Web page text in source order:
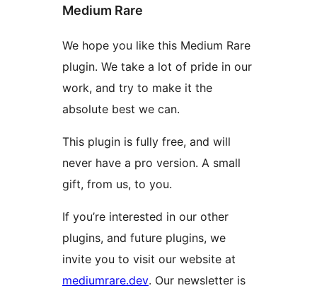
Medium Rare
We hope you like this Medium Rare
plugin. We take a lot of pride in our
work, and try to make it the
absolute best we can.
This plugin is fully free, and will
never have a pro version. A small
gift, from us, to you.
If you’re interested in our other
plugins, and future plugins, we
invite you to visit our website at
mediumrare.dev. Our newsletter is